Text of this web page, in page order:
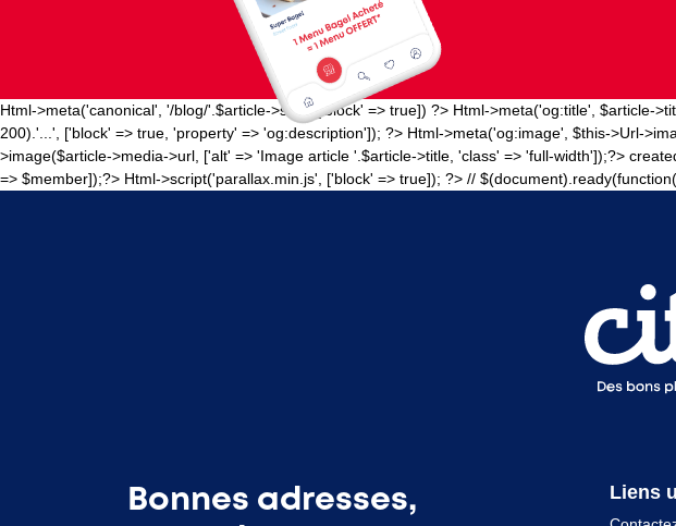
Html->meta('canonical', '/blog/'.$article->slug, ['block' => true]) ?> Html->meta('og:title', $article-
200).'...', ['block' => true, 'property' => 'og:description']); ?> Html->meta('og:image', $this->Url-
>image($article->media->url, ['alt' => 'Image article '.$article->title, 'class' => 'full-width']);?>
=> $member]);?> Html->script('parallax.min.js', ['block' => true]); ?> //
Bonnes adresses,
Liens